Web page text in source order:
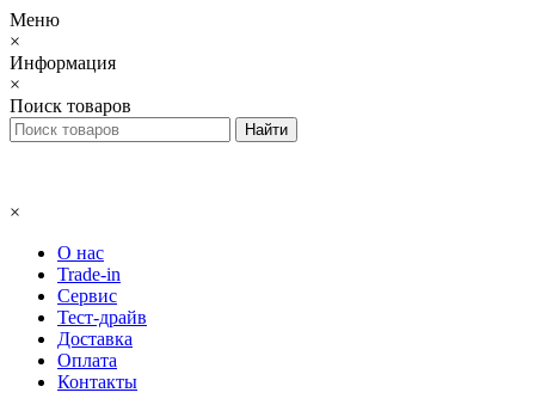
Меню
×
Информация
×
Поиск товаров
×
О нас
Trade-in
Сервис
Тест-драйв
Доставка
Оплата
Контакты